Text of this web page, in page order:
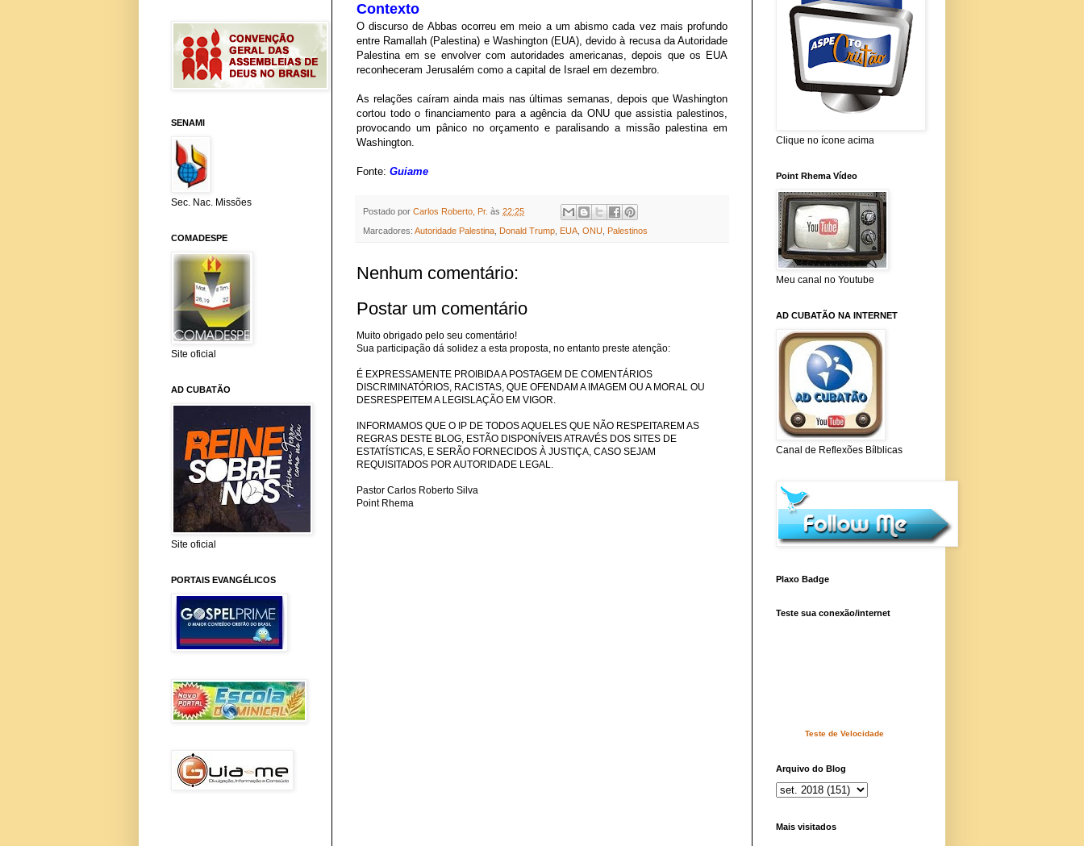
Contexto
O discurso de Abbas ocorreu em meio a um abismo cada vez mais profundo
entre Ramallah (Palestina) e Washington (EUA), devido à recusa da Autoridade
Palestina em se envolver com autoridades americanas, depois que os EUA
reconheceram Jerusalém como a capital de Israel em dezembro.
As relações caíram ainda mais nas últimas semanas, depois que Washington
cortou todo o financiamento para a agência da ONU que assistia palestinos,
provocando um pânico no orçamento e paralisando a missão palestina em
Washington.
Fonte: Guiame
Postado por Carlos Roberto, Pr. às 22:25
Marcadores: Autoridade Palestina Donald Trump EUA ONU Palestinos
Nenhum comentário:
Postar um comentário
Muito obrigado pelo seu comentário!
Sua participação dá solidez a esta proposta, no entanto preste atenção:
É EXPRESSAMENTE PROIBIDA A POSTAGEM DE COMENTÁRIOS
DISCRIMINATÓRIOS, RACISTAS, QUE OFENDAM A IMAGEM OU A MORAL OU
DESRESPEITEM A LEGISLAÇÃO EM VIGOR.
INFORMAMOS QUE O IP DE TODOS AQUELES QUE NÃO RESPEITAREM AS
REGRAS DESTE BLOG, ESTÃO DISPONÍVEIS ATRAVÉS DOS SITES DE
ESTATÍSTICAS, E SERÃO FORNECIDOS À JUSTIÇA, CASO SEJAM
REQUISITADOS POR AUTORIDADE LEGAL.
Pastor Carlos Roberto Silva
Point Rhema
SENAMI
Sec. Nac. Missões
COMADESPE
Site oficial
AD CUBATÃO
Site oficial
PORTAIS EVANGÉLICOS
Clique no ícone acima
Point Rhema Vídeo
Meu canal no Youtube
AD CUBATÃO NA INTERNET
Canal de Reflexões Bílblicas
Plaxo Badge
Teste sua conexão/internet
Teste de Velocidade
Arquivo do Blog
Mais visitados